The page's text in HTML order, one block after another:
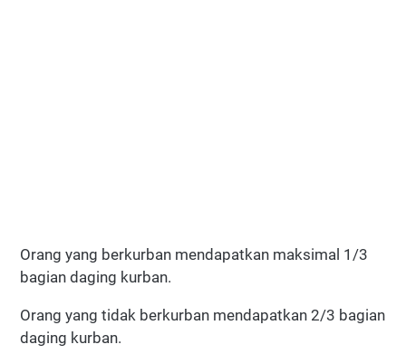
Orang yang berkurban mendapatkan maksimal 1/3
bagian daging kurban.
Orang yang tidak berkurban mendapatkan 2/3 bagian
daging kurban.